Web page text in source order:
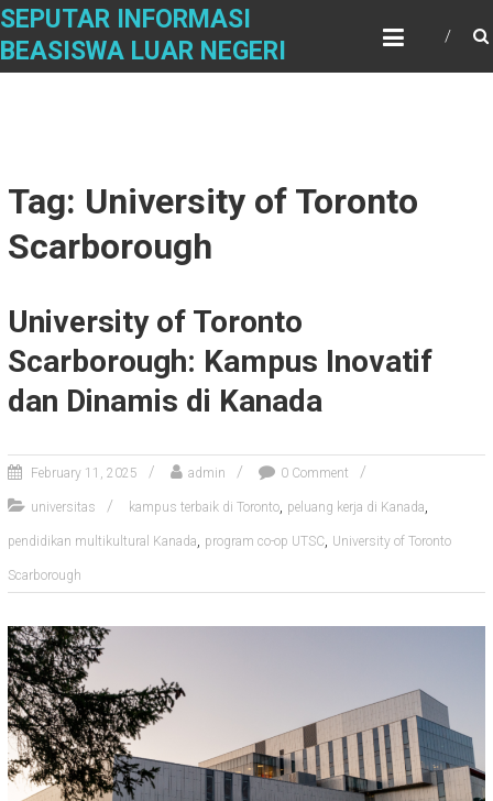
Skip
content
SEPUTAR INFORMASI
BEASISWA LUAR NEGERI
Tag: University of Toronto
Scarborough
University of Toronto
Scarborough: Kampus Inovatif
dan Dinamis di Kanada
February 11, 2025 admin 0 Comment
universitas kampus terbaik di Toronto, peluang kerja di Kanada,
pendidikan multikultural Kanada, program co-op UTSC, University of Toronto
Scarborough